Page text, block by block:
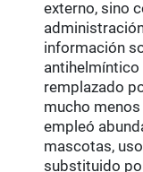
externo, sino
información
antihelmíntico
remplazado
mucho
empleó
mascotas,
substituido